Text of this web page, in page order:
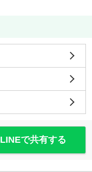
LINEで共有する